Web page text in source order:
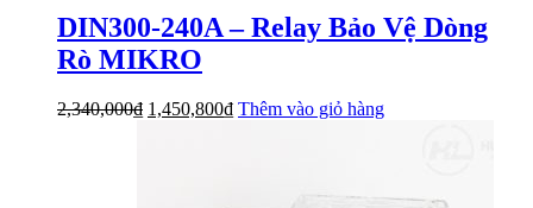
DIN300-240A – Relay Bảo Vệ Dòng
Rò MIKRO
2,340,000₫ Giá
1,450,800₫Giá
1,450,800₫.
Thêm vào giỏ hàng